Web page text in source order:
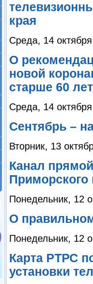
края
Среда, 14
О
новой
старше 60 лет
Среда, 14
Сентябрь –
Вторник, 13
Канал
Приморского
Понедельник, 12
О
Понедельник, 12
Карта РТРС
установки